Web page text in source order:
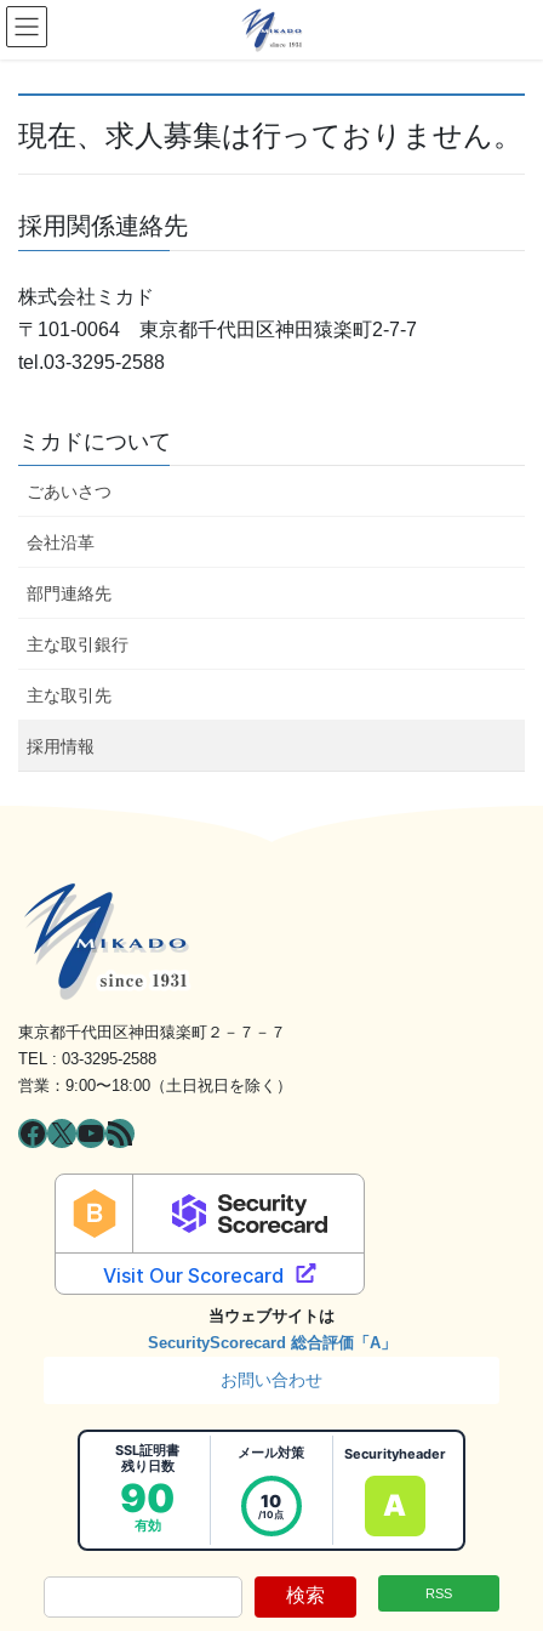
現在、求人募集は行っておりません。
採用関係連絡先
株式会社ミカド
〒101-0064 東京都千代田区神田猿楽町2-7-7
tel.03-3295-2588
ミカドについて
ごあいさつ
会社沿革
部門連絡先
主な取引銀行
主な取引先
採用情報
東京都千代田区神田猿楽町２－７－７
TEL : 03-3295-2588
営業：9:00〜18:00（土日祝日を除く）
Facebook
X YouTube
RSS フィード
当ウェブサイトは
SecurityScorecard 総合評価「A」
お問い合わせ
SSL証明書
残り日数
90
有効
メール対策
10
/10点
Securityheader
A
検索 RSS